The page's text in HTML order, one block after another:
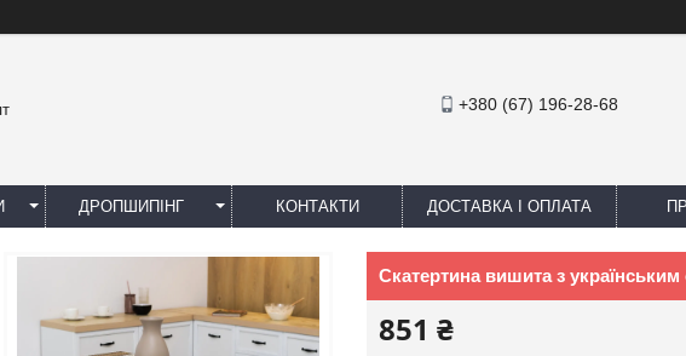
+380 (67) 196-28-68
ДРОПШИПІНГ КОНТАКТИ ДОСТАВКА І ОПЛАТА
Скатертина вишита з
851 ₴